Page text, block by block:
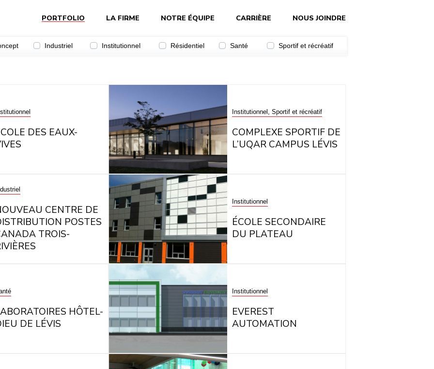
PORTFOLIO LA FIRME NOTRE ÉQUIPE CARRIÈRE NOUS JOINDRE
Industriel Institutionnel Résidentiel Santé Sportif et récréatif
DES EAUX-
Institutionnel, Sportif et récréatif
COMPLEXE SPORTIF DE
L’UQAR CAMPUS LÉVIS
CENTRE DE
POSTES
TROIS-
Institutionnel
ÉCOLE SECONDAIRE
DU PLATEAU
HÔTEL-
DE LÉVIS
Institutionnel
EVEREST
AUTOMATION